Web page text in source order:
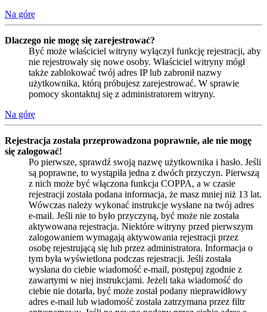
Na górę
Dlaczego nie mogę się zarejestrować?
Być może właściciel witryny wyłączył funkcję rejestracji, aby
nie rejestrowały się nowe osoby. Właściciel witryny mógł
także zablokować twój adres IP lub zabronił nazwy
użytkownika, którą próbujesz zarejestrować. W sprawie
pomocy skontaktuj się z administratorem witryny.
Na górę
Rejestracja została przeprowadzona poprawnie, ale nie mogę
się zalogować!
Po pierwsze, sprawdź swoją nazwę użytkownika i hasło. Jeśli
są poprawne, to wystąpiła jedna z dwóch przyczyn. Pierwszą
z nich może być włączona funkcja COPPA, a w czasie
rejestracji została podana informacja, że masz mniej niż 13 lat.
Wówczas należy wykonać instrukcje wysłane na twój adres
e-mail. Jeśli nie to było przyczyną, być może nie została
aktywowana rejestracja. Niektóre witryny przed pierwszym
zalogowaniem wymagają aktywowania rejestracji przez
osobę rejestrującą się lub przez administratora. Informacja o
tym była wyświetlona podczas rejestracji. Jeśli została
wysłana do ciebie wiadomość e-mail, postępuj zgodnie z
zawartymi w niej instrukcjami. Jeżeli taka wiadomość do
ciebie nie dotarła, być może został podany nieprawidłowy
adres e-mail lub wiadomość została zatrzymana przez filtr